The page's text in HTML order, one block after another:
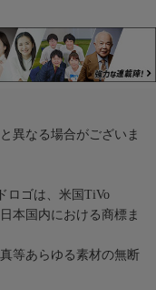
異なる場合がございま
ロゴは、米国TiVo
本国内における商標ま
等あらゆる素材の無断